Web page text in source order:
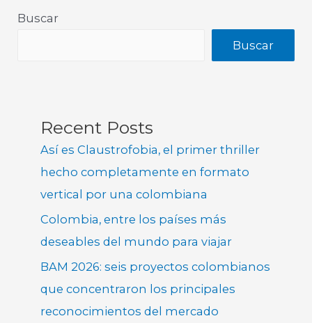
Buscar
Buscar
Recent Posts
Así es Claustrofobia, el primer thriller
hecho completamente en formato
vertical por una colombiana
Colombia, entre los países más
deseables del mundo para viajar
BAM 2026: seis proyectos colombianos
que concentraron los principales
reconocimientos del mercado